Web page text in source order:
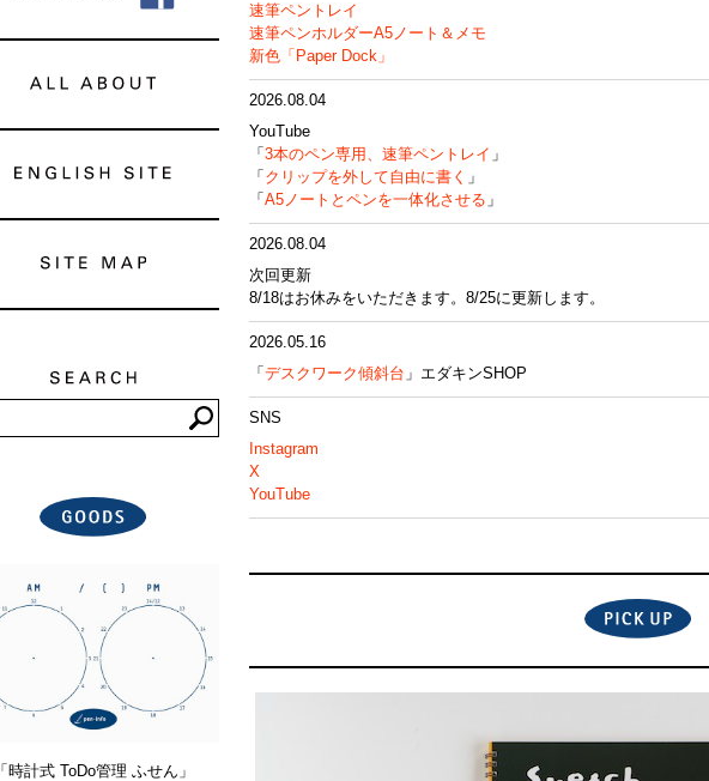
速筆ペントレイ
速筆ペンホルダーA5ノート＆メモ
新色「Paper Dock」
2026.08.04
YouTube
「 3本のペン専用、速筆ペントレイ 」
「 クリップを外して自由に書く 」
「 A5ノートとペンを一体化させる 」
2026.08.04
次回更新
8/18はお休みをいただきます。8/25に更新します。
2026.05.16
「 デスクワーク傾斜台 」エダキンSHOP
SNS
Instagram
X
YouTube
「時計式 ToDo管理 ふせん」